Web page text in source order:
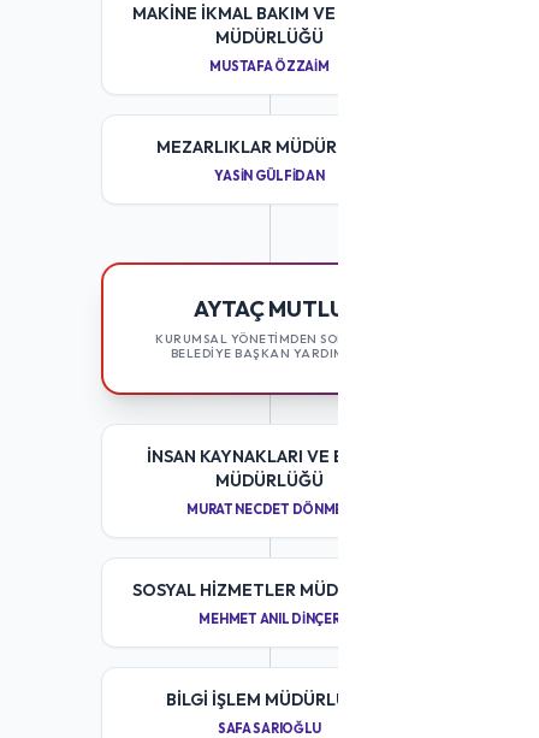
MAKINE İKMAL BAKIM VE ONARIM
MÜDÜRLÜĞÜ
MUSTAFA ÖZZAIM
MEZARLIKLAR MÜDÜRLÜĞÜ
YASIN GÜLFIDAN
AYTAÇ MUTLU
KURUMSAL YÖNETİMDEN SORUMLU
BELEDİYE BAŞKAN YARDIMCISI
İNSAN KAYNAKLARI VE EĞITIM
MÜDÜRLÜĞÜ
MURAT NECDET DÖNMEZ
SOSYAL HIZMETLER MÜDÜRLÜĞÜ
MEHMET ANIL DINÇER
BILGI İŞLEM MÜDÜRLÜĞÜ
SAFA SARIOĞLU